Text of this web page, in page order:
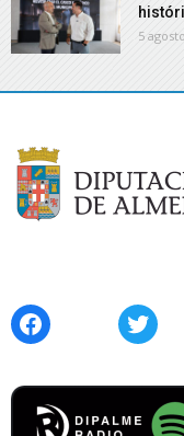
5
Facebook